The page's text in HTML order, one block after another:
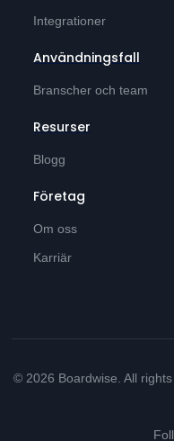
Integrationer
Användningsfall
Branscher och team
Resurser
Blogg
Företag
Om oss
Karriär
© 2026 Boardwise. All rights